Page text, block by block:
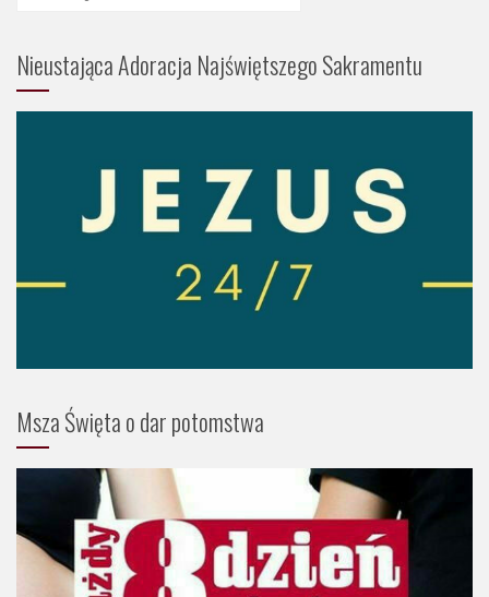
Nieustająca Adoracja Najświętszego Sakramentu
Msza Święta o dar potomstwa